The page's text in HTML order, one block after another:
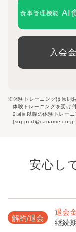
食事管理機能 AI
入会金
※体験トレーニングは原則
体験トレーニングを受け
2回目以降の体験トレー
(support@caname.co.jp)
安心し
解約/退会
退会
継続